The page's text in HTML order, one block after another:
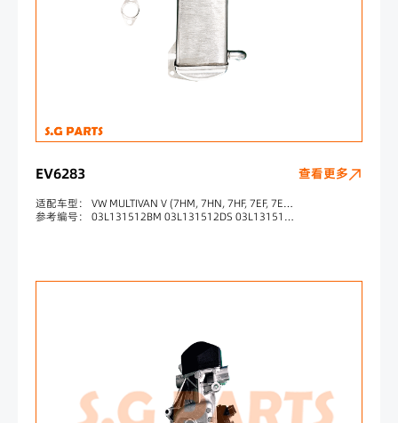
EV6283
适配车型： VW MULTIVAN V (7HM, 7HN, 7HF, 7EF, 7EM, 7EN) 2.0 TDI VW TRANSPORTER V Platform/Chassis (7JD, 7JE, 7JL, 7JY, 7JZ, 7FD 2.0 TDI VW TRANSPORTER V Box (7HA, 7HH, 7EA, 7EH) 2.0 TDI VW TRANSPORTER V Bus (7HB, 7HJ, 7EB, 7EJ, 7EF) 2.0 TDI
参考编号： 03L131512BM 03L131512DS 03L131512Q 03L131512DK 555106 7518220 370419 83950 V29009969 700435 03L131512CB 88220
查看更多